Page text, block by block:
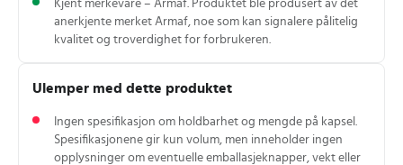
Kjent merkevare – Armaf. Produktet ble produsert av det
anerkjente merket Armaf, noe som kan signalere pålitelig
kvalitet og troverdighet for forbrukeren.
Ulemper med dette produktet
Ingen spesifikasjon om holdbarhet og mengde på kapsel.
Spesifikasjonene gir kun volum, men inneholder ingen
opplysninger om eventuelle emballasjeknapper, vekt eller